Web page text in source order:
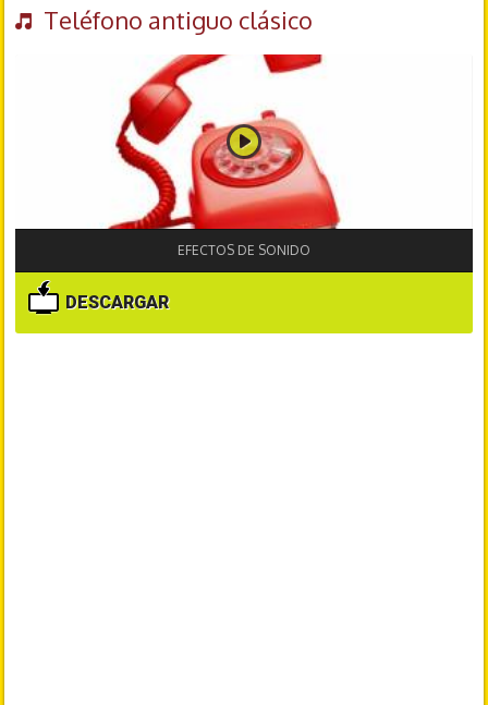
Teléfono antiguo clásico
EFECTOS DE SONIDO
DESCARGAR